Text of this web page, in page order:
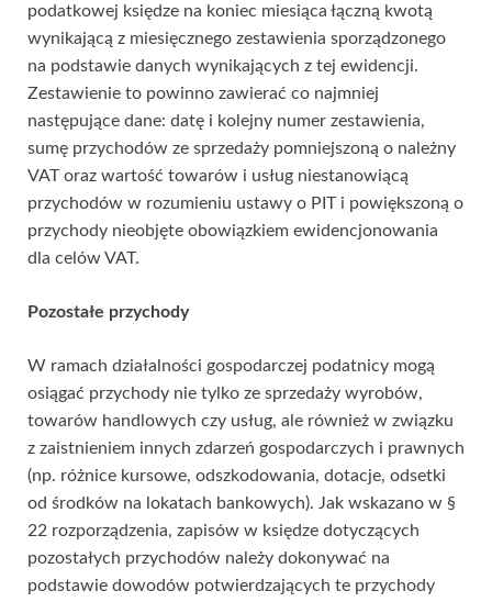
podatkowej księdze na koniec miesiąca łączną kwotą
wynikającą z miesięcznego zestawienia sporządzonego
na podstawie danych wynikających z tej ewidencji.
Zestawienie to powinno zawierać co najmniej
następujące dane: datę i kolejny numer zestawienia,
sumę przychodów ze sprzedaży pomniejszoną o należny
VAT oraz wartość towarów i usług niestanowiącą
przychodów w rozumieniu ustawy o PIT i powiększoną o
przychody nieobjęte obowiązkiem ewidencjonowania
dla celów VAT.
Pozostałe przychody
W ramach działalności gospodarczej podatnicy mogą
osiągać przychody nie tylko ze sprzedaży wyrobów,
towarów handlowych czy usług, ale również w związku
z zaistnieniem innych zdarzeń gospodarczych i prawnych
(np. różnice kursowe, odszkodowania, dotacje, odsetki
od środków na lokatach bankowych). Jak wskazano w §
22 rozporządzenia, zapisów w księdze dotyczących
pozostałych przychodów należy dokonywać na
podstawie dowodów potwierdzających te przychody